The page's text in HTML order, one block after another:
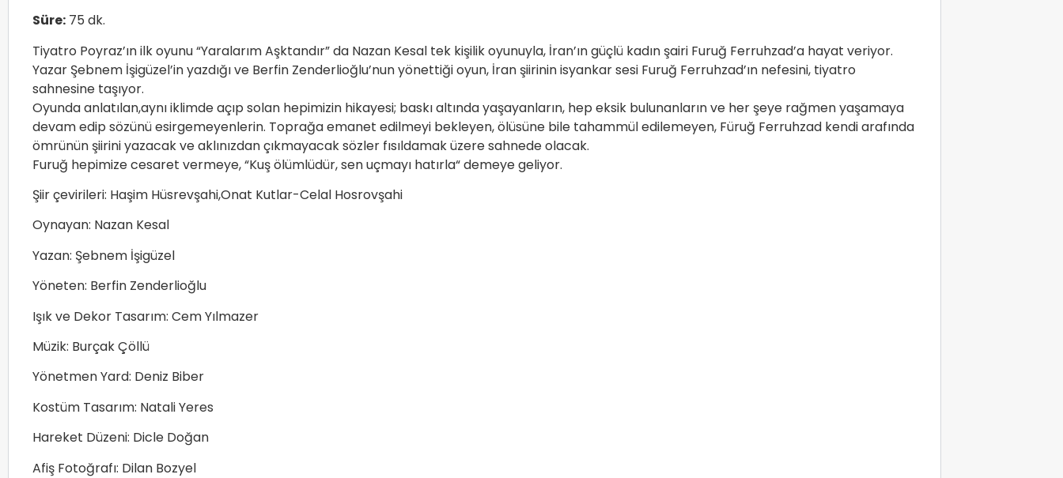
Süre: 75 dk.
Tiyatro Poyraz’ın ilk oyunu “Yaralarım Aşktandır” da Nazan Kesal tek kişilik oyunuyla, İran’ın güçlü kadın şairi Furuğ Ferruhzad’a hayat veriyor.
Yazar Şebnem İşigüzel’in yazdığı ve Berfin Zenderlioğlu’nun yönettiği oyun, İran şiirinin isyankar sesi Furuğ Ferruhzad’ın nefesini, tiyatro
sahnesine taşıyor.
Oyunda anlatılan,aynı iklimde açıp solan hepimizin hikayesi; baskı altında yaşayanların, hep eksik bulunanların ve her şeye rağmen yaşamaya
devam edip sözünü esirgemeyenlerin. Toprağa emanet edilmeyi bekleyen, ölüsüne bile tahammül edilemeyen, Füruğ Ferruhzad kendi arafında
ömrünün şiirini yazacak ve aklınızdan çıkmayacak sözler fısıldamak üzere sahnede olacak.
Furuğ hepimize cesaret vermeye, “Kuş ölümlüdür, sen uçmayı hatırla“ demeye geliyor.
Şiir çevirileri: Haşim Hüsrevşahi,Onat Kutlar-Celal Hosrovşahi
Oynayan: Nazan Kesal
Yazan: Şebnem İşigüzel
Yöneten: Berfin Zenderlioğlu
Işık ve Dekor Tasarım: Cem Yılmazer
Müzik: Burçak Çöllü
Yönetmen Yard: Deniz Biber
Kostüm Tasarım: Natali Yeres
Hareket Düzeni: Dicle Doğan
Afiş Fotoğrafı: Dilan Bozyel